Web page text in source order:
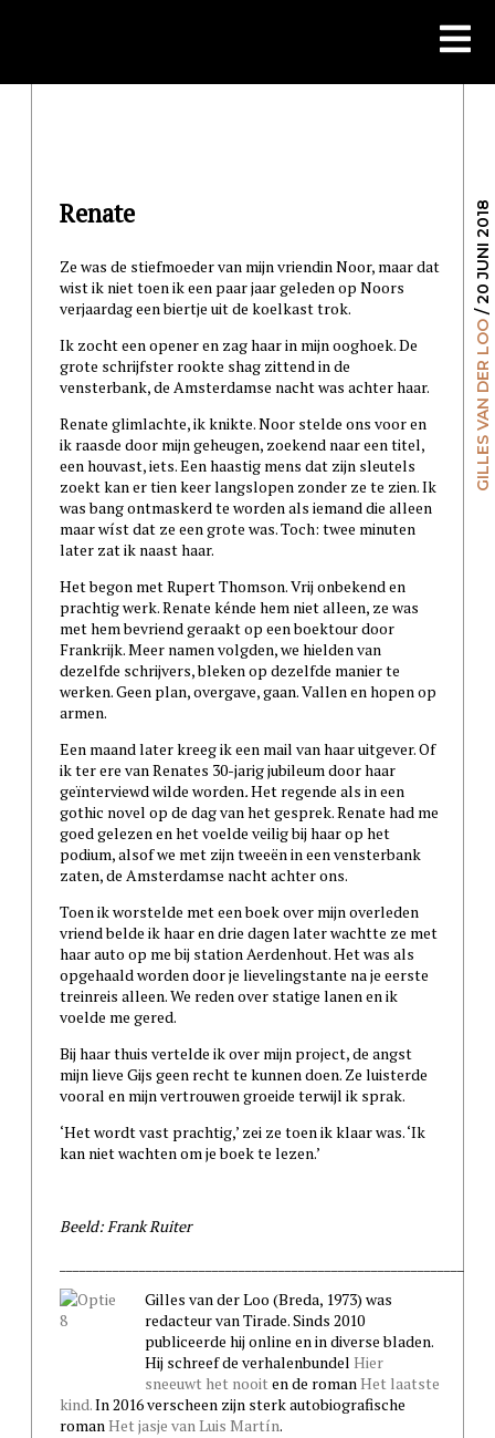
GILLES VAN DER LOO
/ 20 JUNI 2018
Renate
Ze was de stiefmoeder van mijn vriendin Noor, maar dat
wist ik niet toen ik een paar jaar geleden op Noors
verjaardag een biertje uit de koelkast trok.
Ik zocht een opener en zag haar in mijn ooghoek. De
grote schrijfster rookte shag zittend in de
vensterbank, de Amsterdamse nacht was achter haar.
Renate glimlachte, ik knikte. Noor stelde ons voor en
ik raasde door mijn geheugen, zoekend naar een titel,
een houvast, iets. Een haastig mens dat zijn sleutels
zoekt kan er tien keer langslopen zonder ze te zien. Ik
was bang ontmaskerd te worden als iemand die alleen
maar wíst dat ze een grote was. Toch: twee minuten
later zat ik naast haar.
Het begon met Rupert Thomson. Vrij onbekend en
prachtig werk. Renate kénde hem niet alleen, ze was
met hem bevriend geraakt op een boektour door
Frankrijk. Meer namen volgden, we hielden van
dezelfde schrijvers, bleken op dezelfde manier te
werken. Geen plan, overgave, gaan. Vallen en hopen op
armen.
Een maand later kreeg ik een mail van haar uitgever. Of
ik ter ere van Renates 30-jarig jubileum door haar
geïnterviewd wilde worden.Het regende als in een
gothic novel op de dag van het gesprek. Renate had me
goed gelezen en het voelde veilig bij haar op het
podium, alsof we met zijn tweeën in een vensterbank
zaten, de Amsterdamse nacht achter ons.
Toen ik worstelde met een boek over mijn overleden
vriend belde ik haar en drie dagen later wachtte ze met
haar auto op me bij station Aerdenhout. Het was als
opgehaald worden door je lievelingstante na je eerste
treinreis alleen. We reden over statige lanen en ik
voelde me gered.
Bij haar thuis vertelde ik over mijn project, de angst
mijn lieve Gijs geen recht te kunnen doen. Ze luisterde
vooral en mijn vertrouwen groeide terwijl ik sprak.
‘Het wordt vast prachtig,’ zei ze toen ik klaar was. ‘Ik
kan niet wachten om je boek te lezen.’
Beeld: Frank Ruiter
Gilles van der Loo (Breda, 1973) was
redacteur van Tirade. Sinds 2010
publiceerde hij online en in diverse bladen.
Hij schreef de verhalenbundel Hier
sneeuwt het nooiten de romanHet laatste
kind.In 2016 verscheen zijn sterk autobiografische
romanHet jasje van Luis Martín.